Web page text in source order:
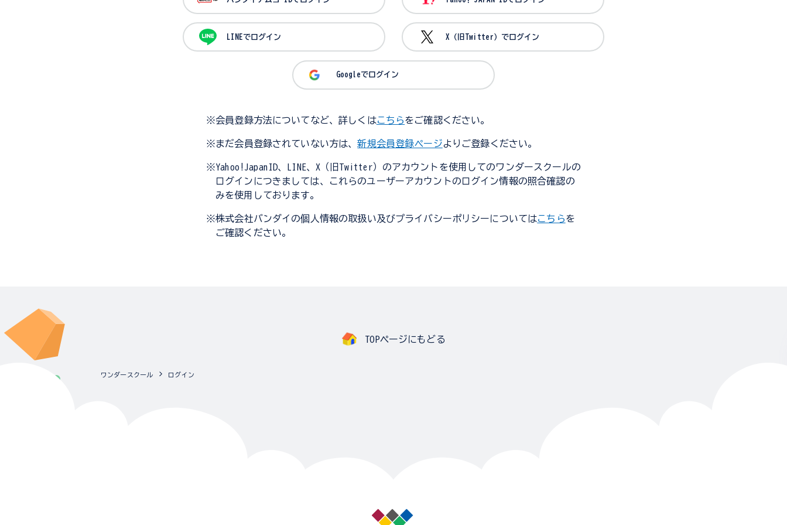
LINEでログイン X（旧Twitter）でログイン
Googleでログイン
※会員登録方法についてなど、詳しくはこちらをご確認ください。
※まだ会員登録されていない方は、新規会員登録ページよりご登録ください。
※Yahoo!JapanID、LINE、X（旧Twitter）のアカウントを使用してのワンダースクールの
ログインにつきましては、これらのユーザーアカウントのログイン情報の照合確認の
みを使用しております。
※株式会社バンダイの個人情報の取扱い及びプライバシーポリシーについてはこちらを
ご確認ください。
TOPページにもどる
ワンダースクール ログイン